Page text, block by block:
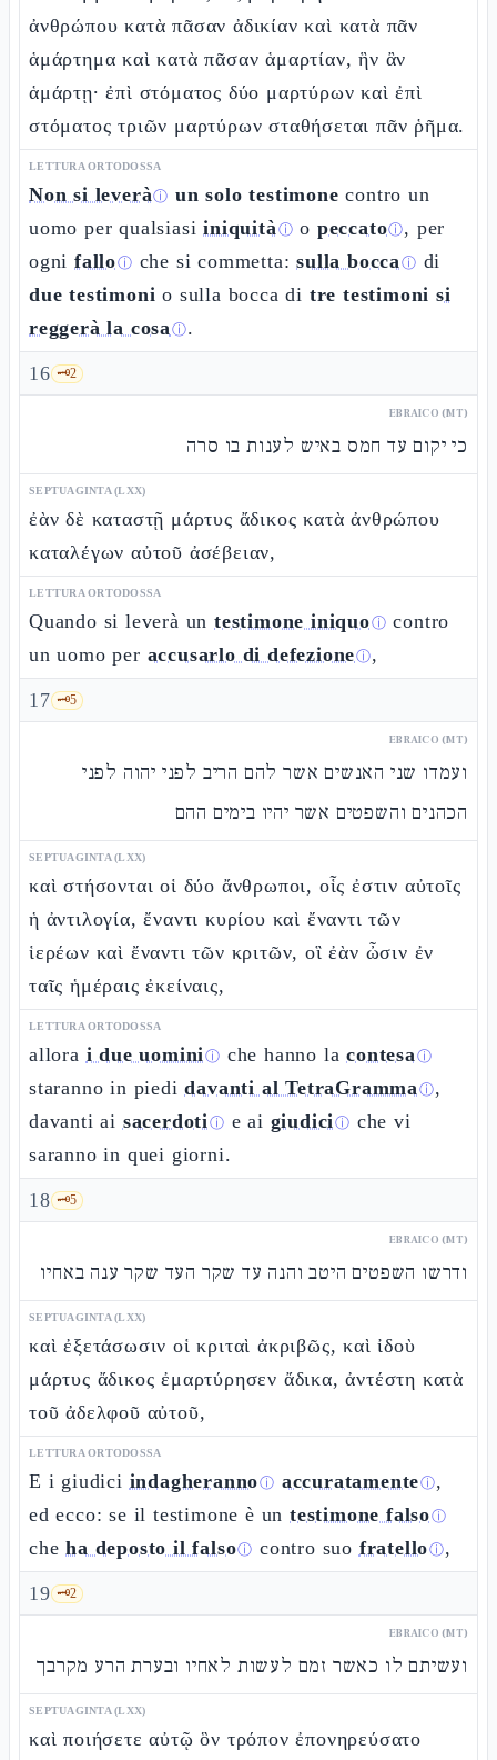
ἀνθρώπου κατὰ πᾶσαν ἀδικίαν καὶ κατὰ πᾶν
ἁμάρτημα καὶ κατὰ πᾶσαν ἁμαρτίαν, ἣν ἂν
ἁμάρτῃ· ἐπὶ στόματος δύο μαρτύρων καὶ ἐπὶ
στόματος τριῶν μαρτύρων σταθήσεται πᾶν ῥῆμα.
LETTURA ORTODOSSA
Non si leveràⓘ un solo testimone contro un
uomo per qualsiasiiniquitàⓘ o peccatoⓘ, per
ogni falloⓘ che si commetta:sulla boccaⓘ di
due testimoni o sulla bocca di tre testimoni si
reggerà la cosaⓘ.
16 🗝️2
EBRAICO (MT)
כי יקום עד חמס באיש לענות בו סרה
SEPTUAGINTA (LXX)
ἐὰν δὲ καταστῇ μάρτυς ἄδικος κατὰ ἀνθρώπου
καταλέγων αὐτοῦ ἀσέβειαν,
LETTURA ORTODOSSA
Quando si leverà un testimone iniquoⓘ contro
un uomo per accusarlo di defezioneⓘ,
17 🗝️5
EBRAICO (MT)
ועמדו שני האנשים אשר להם הריב לפני יהוה לפני
הכהנים והשפטים אשר יהיו בימים ההם
SEPTUAGINTA (LXX)
καὶ στήσονται οἱ δύο ἄνθρωποι, οἷς ἐστιν αὐτοῖς
ἡ ἀντιλογία, ἔναντι κυρίου καὶ ἔναντι τῶν
ἱερέων καὶ ἔναντι τῶν κριτῶν, οἳ ἐὰν ὦσιν ἐν
ταῖς ἡμέραις ἐκείναις,
LETTURA ORTODOSSA
allora i due uominiⓘ che hanno lacontesaⓘ
staranno in piedidavanti al TetraGrammaⓘ,
davanti ai sacerdotiⓘ e ai giudiciⓘ che vi
saranno in quei giorni.
18 🗝️5
EBRAICO (MT)
ודרשו השפטים היטב והנה עד שקר העד שקר ענה באחיו
SEPTUAGINTA (LXX)
καὶ ἐξετάσωσιν οἱ κριταὶ ἀκριβῶς, καὶ ἰδοὺ
μάρτυς ἄδικος ἐμαρτύρησεν ἄδικα, ἀντέστη κατὰ
τοῦ ἀδελφοῦ αὐτοῦ,
LETTURA ORTODOSSA
E i giudici indagherannoⓘ accuratamenteⓘ,
ed ecco: se il testimone è untestimone falsoⓘ
cheha deposto il falsoⓘ contro suo fratelloⓘ,
19 🗝️2
EBRAICO (MT)
ועשיתם לו כאשר זמם לעשות לאחיו ובערת הרע מקרבך
SEPTUAGINTA (LXX)
καὶ ποιήσετε αὐτῷ ὃν τρόπον ἐπονηρεύσατο